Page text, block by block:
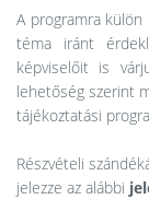
A programra
téma iránt
képviselőit is
lehetőség szerint
tájékoztatási
Részvételi
jelezze az alábbi